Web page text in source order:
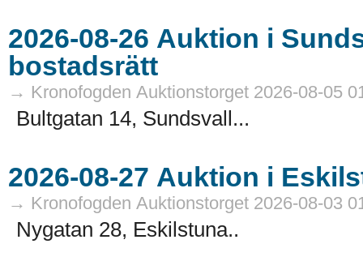
2026-08-26 Auktion i Sundsvall - Fastigheter och
bostadsrätt
→ Kronofogden Auktionstorget 2026-08-05
Bultgatan 14, Sundsvall...
→ Kronofogden Auktionstorget 2026-08-03
Nygatan 28, Eskilstuna..